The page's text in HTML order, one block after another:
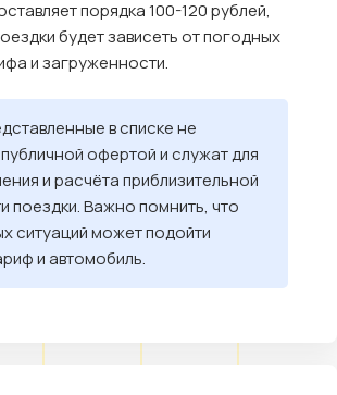
порядка 100-120 рублей,
будет зависеть от погодных
и загруженности.
в списке не
офертой и служат для
и расчёта приблизительной
поездки. Важно помнить, что
ситуаций может подойти
и автомобиль.